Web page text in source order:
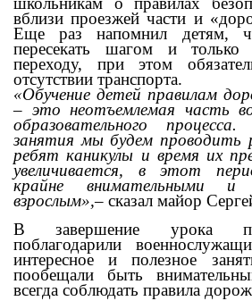
вблизи проезжей части и
Еще раз напомнил детям,
пересекать шагом и
переходу, при этом
отсутствии транспорта.
«Обучение детей правилам
– это неотъемлемая часть
образовательного
занятия мы будем проводить
ребят каникулы и время их
увеличивается, вэтот
крайне внимательными
взрослым»,– сказал майор
В завершение урока
поблагодарили
интересное и полезное
пообещали быть
всегда соблюдать правила